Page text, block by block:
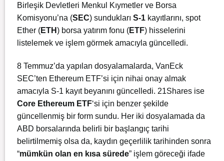
Birleşik Devletleri Menkul Kıymetler ve Borsa
Komisyonu’na (SEC) sundukları S-1 kayıtlarını, spot
Ether (ETH) borsa yatırım fonu (ETF) hisselerini
listelemek ve işlem görmek amacıyla güncelledi.
8 Temmuz’da yapılan dosyalamalarda, VanEck
SEC’ten Ethereum ETF’si için nihai onay almak
amacıyla S-1 kayıt beyanını güncelledi. 21Shares ise
Core Ethereum ETF‘si için benzer şekilde
güncellenmiş bir form sundu. Her iki dosyalamada da
ABD borsalarında belirli bir başlangıç tarihi
belirtilmemiş olsa da, kaydın geçerlilik tarihinden sonra
“mümkün olan en kısa sürede” işlem göreceği ifade